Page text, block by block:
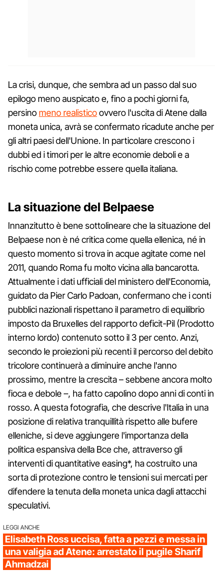
La crisi, dunque, che sembra ad un passo dal suo
epilogo meno auspicato e, fino a pochi giorni fa,
persino meno realisticoovvero l'uscita di Atene dalla
moneta unica, avrà se confermato ricadute anche per
gli altri paesi dell'Unione. In particolare crescono i
dubbi ed i timori per le altre economie deboli e a
rischio come potrebbe essere quella italiana.
La situazione del Belpaese
Innanzitutto è bene sottolineare che la situazione del
Belpaese non è né critica come quella ellenica, né in
questo momento si trova in acque agitate come nel
2011, quando Roma fu molto vicina alla bancarotta.
Attualmente i dati ufficiali del ministero dell'Economia,
guidato da Pier Carlo Padoan, confermano che i conti
pubblici nazionali rispettano il parametro di equilibrio
imposto da Bruxelles del rapporto deficit-Pil (Prodotto
interno lordo) contenuto sotto il 3 per cento. Anzi,
secondo le proiezioni più recenti il percorso del debito
tricolore continuerà a diminuire anche l'anno
prossimo, mentre la crescita – sebbene ancora molto
fioca e debole –, ha fatto capolino dopo anni di conti in
rosso. A questa fotografia, che descrive l'Italia in una
posizione di relativa tranquillità rispetto alle bufere
elleniche, si deve aggiungere l'importanza della
politica espansiva della Bce che, attraverso gli
interventi di quantitative easing*, ha costruito una
sorta di protezione contro le tensioni sui mercati per
difendere la tenuta della moneta unica dagli attacchi
speculativi.
LEGGI ANCHE
Elisabeth Ross uccisa, fatta a pezzi e messa in
una valigia ad Atene: arrestato il pugile Sharif
Ahmadzai